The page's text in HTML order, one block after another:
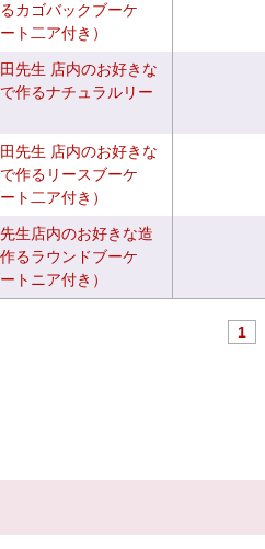
カゴバックブーケ
ート二ア付き）
先生 店内のお好きな
作るナチュラルリー
先生 店内のお好きな
作るリースブーケ
ート二ア付き）
生店内のお好きな造
るラウンドブーケ
ートニア付き）
1